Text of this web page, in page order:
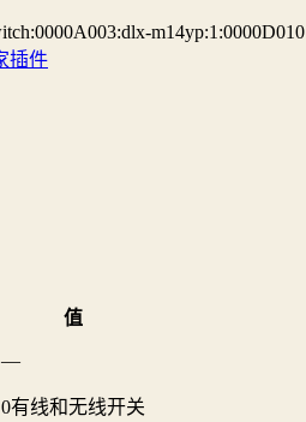
m14yp:1:0000D010
插件
值
—
0有线和无线开关